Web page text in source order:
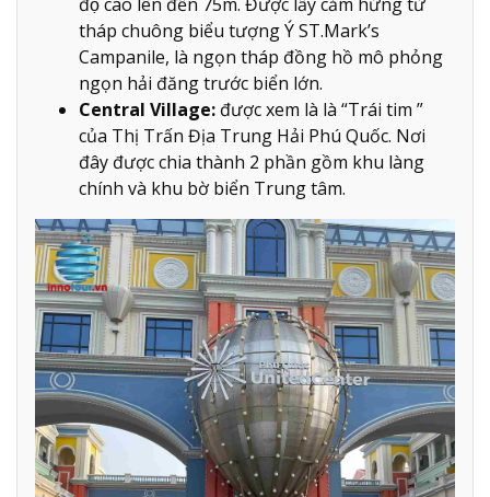
tháp chuông biểu tượng Ý ST.Mark’s
Campanile, là ngọn tháp đồng hồ mô phỏng
ngọn hải đăng trước biển lớn.
Central Village: được xem là là “Trái tim ”
của Thị Trấn Địa Trung Hải Phú Quốc. Nơi
đây được chia thành 2 phần gồm khu làng
chính và khu bờ biển Trung tâm.